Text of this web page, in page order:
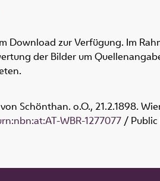
Download zur Verfügung. Im
der Bilder um
Schönthan. o.O., 21.2.1898.
WBR-1277077 / Public